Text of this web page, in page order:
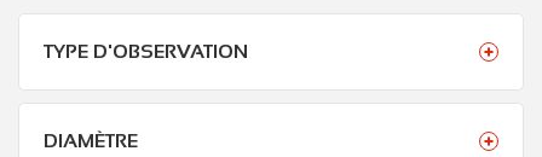
TYPE D'OBSERVATION
DIAMÈTRE